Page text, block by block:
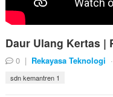
Daur Ulang Kertas |
0 | Rekayasa Teknologi ·
sdn kemantren 1